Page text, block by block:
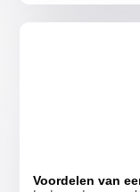
Voordelen van